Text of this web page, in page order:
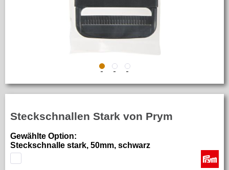
Steckschnallen Stark von Prym
Gewählte Option:
Steckschnalle stark, 50mm, schwarz